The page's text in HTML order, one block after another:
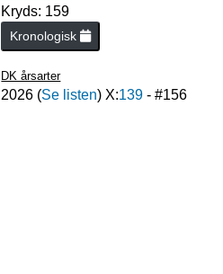
Kryds: 159
Kronologisk
DK årsarter
2026 (Se listen) X:139 - #156